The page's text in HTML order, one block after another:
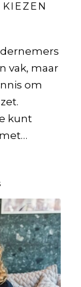
vak, maar
om
kunt